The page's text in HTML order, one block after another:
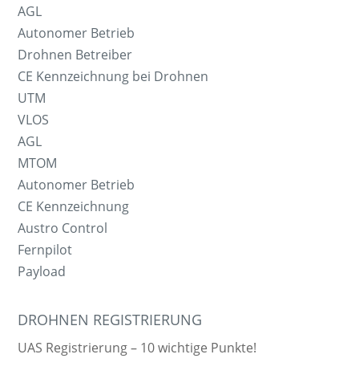
AGL
Autonomer Betrieb
Drohnen Betreiber
CE Kennzeichnung bei Drohnen
UTM
VLOS
AGL
MTOM
Autonomer Betrieb
CE Kennzeichnung
Austro Control
Fernpilot
Payload
DROHNEN REGISTRIERUNG
UAS Registrierung – 10 wichtige Punkte!